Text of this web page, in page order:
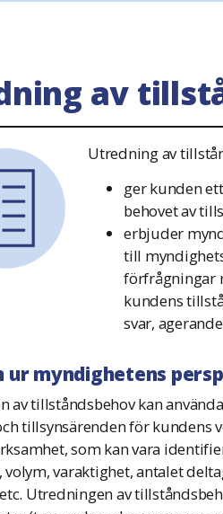
av
Utredning av
ger kunden
behovet av
erbjuder
till
förfrågningar
kundens
svar,
ur myndighetens
av tillståndsbehov kan
tillsynsärenden för kundens
som kan vara
varaktighet, antalet
Utredningen av